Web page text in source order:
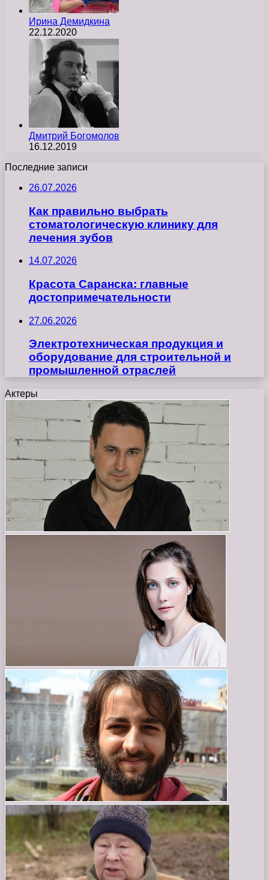
Ирина Демидкина
22.12.2020
Дмитрий Богомолов
16.12.2019
Последние записи
26.07.2026
Как правильно выбрать
стоматологическую клинику для
лечения зубов
14.07.2026
Красота Саранска: главные
достопримечательности
27.06.2026
Электротехническая продукция и
оборудование для строительной и
промышленной отраслей
Актеры